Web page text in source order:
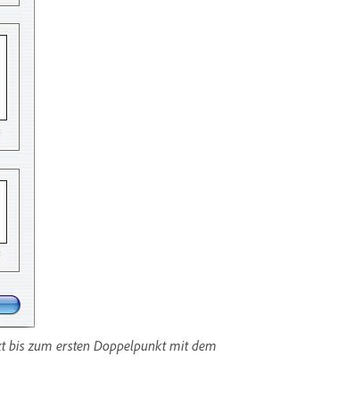
bis zum ersten Doppelpunkt mit dem